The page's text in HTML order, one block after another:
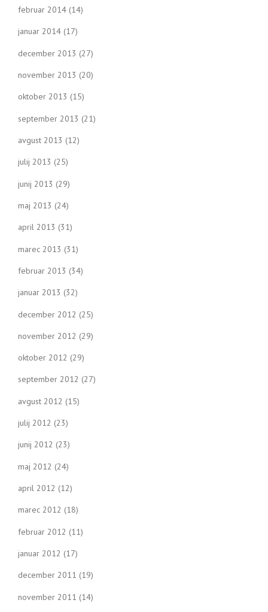
februar 2014 (14)
januar 2014 (17)
december 2013 (27)
november 2013 (20)
oktober 2013 (15)
september 2013 (21)
avgust 2013 (12)
julij 2013 (25)
junij 2013 (29)
maj 2013 (24)
april 2013 (31)
marec 2013 (31)
februar 2013 (34)
januar 2013 (32)
december 2012 (25)
november 2012 (29)
oktober 2012 (29)
september 2012 (27)
avgust 2012 (15)
julij 2012 (23)
junij 2012 (23)
maj 2012 (24)
april 2012 (12)
marec 2012 (18)
februar 2012 (11)
januar 2012 (17)
december 2011 (19)
november 2011 (14)